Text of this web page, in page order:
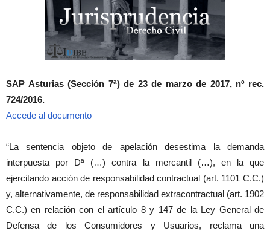
SAP Asturias (Sección 7ª) de 23 de marzo de 2017, nº rec.
724/2016.
Accede al documento
“La sentencia objeto de apelación desestima la demanda
interpuesta por Dª (…) contra la mercantil (…), en la que
ejercitando acción de responsabilidad contractual (art. 1101 C.C.)
y, alternativamente, de responsabilidad extracontractual (art. 1902
C.C.) en relación con el artículo 8 y 147 de la Ley General de
Defensa de los Consumidores y Usuarios, reclama una